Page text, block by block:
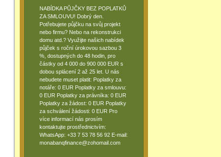
NABÍDKA PŮJČKY BEZ POPLATKŮ
ZA SMLOUVU! Dobrý den.
Potřebujete půjčku na svůj projekt
nebo firmu? Nebo na rekonstrukci
domu atd.? Využijte našich nabídek
půjček s roční úrokovou sazbou 3
%, dostupných do 48 hodin, pro
částky od 4 000 do 900 000 EUR s
dobou splácení 2 až 25 let. U nás
nebudete muset platit: Poplatky za
notáře: 0 EUR Poplatky za smlouvu:
0 EUR Poplatky za právníka: 0 EUR
Poplatky za žádost: 0 EUR Poplatky
za schválení žádosti: 0 EUR Pro
více informací nás prosím
kontaktujte prostřednictvím:
WhatsApp: +33 7 53 78 56 92 E-mail:
monabanqfinance@zohomail.com